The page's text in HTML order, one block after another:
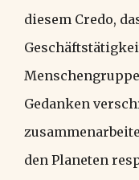
diesem Credo,
Gedanken
den Planeten